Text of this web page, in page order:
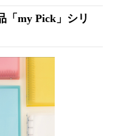
「my Pick」シリ